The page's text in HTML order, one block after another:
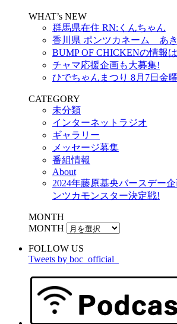
WHAT’s NEW
群馬県在住 RN:くんちゃん
香川県 ポンツカネーム あ
BUMP OF CHICKENの情報
チャマ応援企画も大募集!
ひでちゃんまつり 8月7日金
CATEGORY
未分類
インターネットラジオ
ギャラリー
メッセージ募集
番組情報
About
2024年藤原基央バースデー
ンツカモンスター決定戦!
MONTH
MONTH
FOLLOW US
Tweets by boc_official_